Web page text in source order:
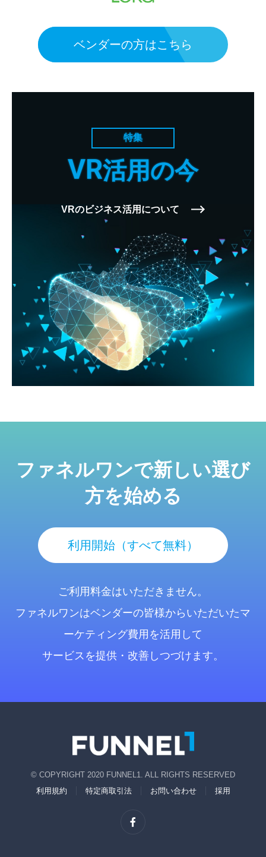
ベンダーの方はこちら
特集
VR活用の今
VRのビジネス活用について
ファネルワンで新しい選び
方を始める
利用開始（すべて無料）
ご利用料金はいただきません。
ファネルワンはベンダーの皆様からいただいたマ
ーケティング費用を活用して
サービスを提供・改善しつづけます。
© COPYRIGHT 2020 FUNNEL1. ALL RIGHTS RESERVED
利用規約
特定商取引法 お問い合わせ 採用